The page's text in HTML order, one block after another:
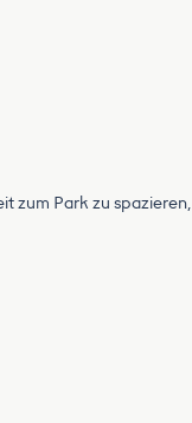
zum Park zu